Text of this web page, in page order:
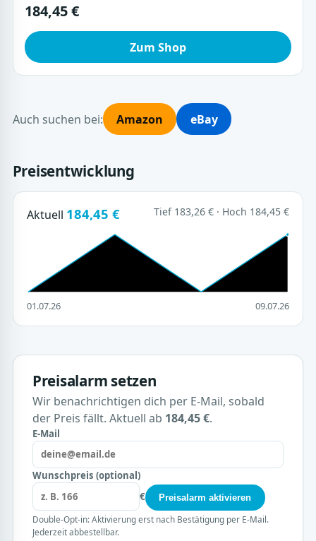
184,45 €
Zum Shop
Auch suchen bei: Amazon eBay
Preisentwicklung
Aktuell 184,45 € Tief 183,26 € · Hoch 184,45 €
01.07.26 09.07.26
Preisalarm setzen
Wir benachrichtigen dich per E-Mail, sobald
der Preis fällt. Aktuell ab 184,45 €.
E-Mail
Wunschpreis (optional)
€
Preisalarm aktivieren
Double-Opt-in: Aktivierung erst nach Bestätigung per E-Mail.
Jederzeit abbestellbar.